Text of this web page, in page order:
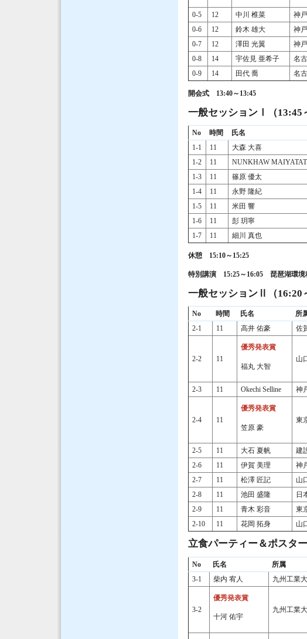
0-5 12 中川 椎菜 神
0-6
12 鈴木 雄大 神
0-7
12 澤田 光翼 神
0-8
14 宇佐見 亜希子 名
0-9
14 田代 喬 名
開会式 13:40～13:45
一般セッションⅠ（13:45
No 時間 氏名
1-1
11 大森 大喜
1-2
11 NUNKHAW MAIYATAT
1-3
11 篠原 優太
1-4
11 永野 隆紀
1-5
11 米田 響
1-6
11 彭 玥寧
1-7
11 細川 真也
休憩 15:10～15:25
特別講演 15:25～16:05 琵琶湖環
一般セッションⅡ（16:20
No 時間 氏名 所
2-1
11 高井 佑豪 佐
2-2 11
優秀発表賞
福丸 大智
山
2-3 11 Okechi Selline 神
2-4 11
優秀発表賞
笠原 豪
東
2-5 11 大石 夏帆 建
2-6
11 伊賀 美理 神
2-7
11 松澤 匠記 山
2-8
11 池田 盛隆 日
2-9
11 青木 彩音 東
2-10
11 花岡 拓身 山
立食パーティー＆ポスタ
No 氏名 所属
3-1
柴内 宥人 九州工業
3-2
優秀発表賞
十河 佑宇
九州工業